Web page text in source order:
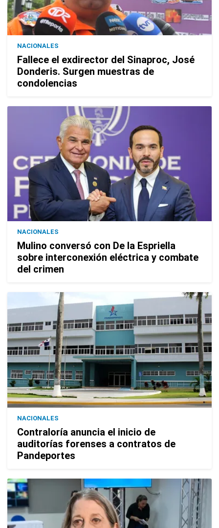
NACIONALES
Fallece el exdirector del Sinaproc, José
Donderis. Surgen muestras de
condolencias
NACIONALES
Mulino conversó con De la Espriella
sobre interconexión eléctrica y combate
del crimen
NACIONALES
Contraloría anuncia el inicio de
auditorías forenses a contratos de
Pandeportes